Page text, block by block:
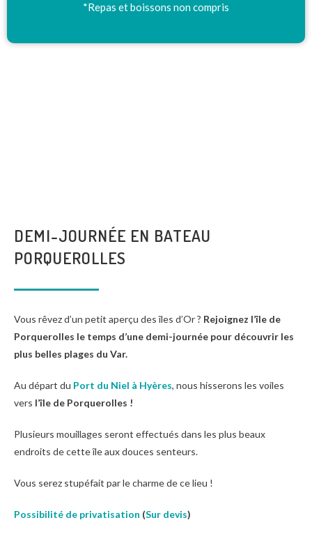
*Repas et boissons non compris
DEMI-JOURNÉE EN BATEAU
PORQUEROLLES
Vous rêvez d’un petit aperçu des îles d’Or ? Rejoignez l’île de
Porquerolles le temps d’une demi-journée pour découvrir les
plus belles plages du Var.
Au départ du Port du Niel à Hyères, nous hisserons les voiles
vers l’île de Porquerolles !
Plusieurs mouillages seront effectués dans les plus beaux
endroits de cette île aux douces senteurs.
Vous serez stupéfait par le charme de ce lieu !
Possibilité de privatisation (Sur devis)